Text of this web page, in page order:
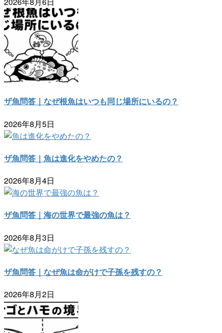
ザ魚問答｜なぜ根魚はいつも同じ場所にいるの？
2026年8月5日
ザ魚問答｜魚は進化をやめたの？
2026年8月4日
ザ魚問答｜海の世界で最強の魚は？
2026年8月3日
ザ魚問答｜なぜ魚は命がけで子孫を残すの？
2026年8月2日